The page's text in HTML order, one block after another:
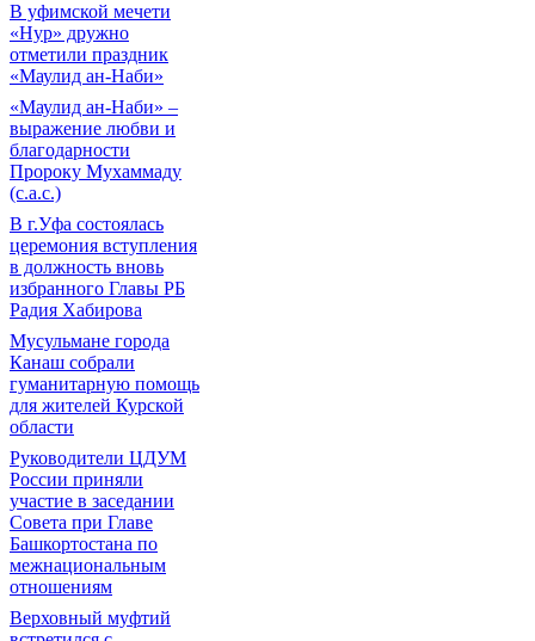
В уфимской мечети
«Нур» дружно
отметили праздник
«Маулид ан-Наби»
«Маулид ан-Наби» –
выражение любви и
благодарности
Пророку Мухаммаду
(с.а.с.)
В г.Уфа состоялась
церемония вступления
в должность вновь
избранного Главы РБ
Радия Хабирова
Мусульмане города
Канаш собрали
гуманитарную помощь
для жителей Курской
области
Руководители ЦДУМ
России приняли
участие в заседании
Совета при Главе
Башкортостана по
межнациональным
отношениям
Верховный муфтий